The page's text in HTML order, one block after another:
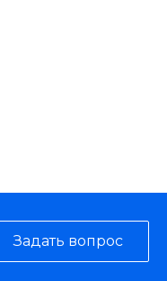
Задать вопрос